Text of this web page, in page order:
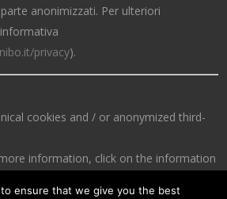
anonimizzati. Per ulteriori
privacy).
cookies and / or anonymized third-
information, click on the information
ensure that we give you the best